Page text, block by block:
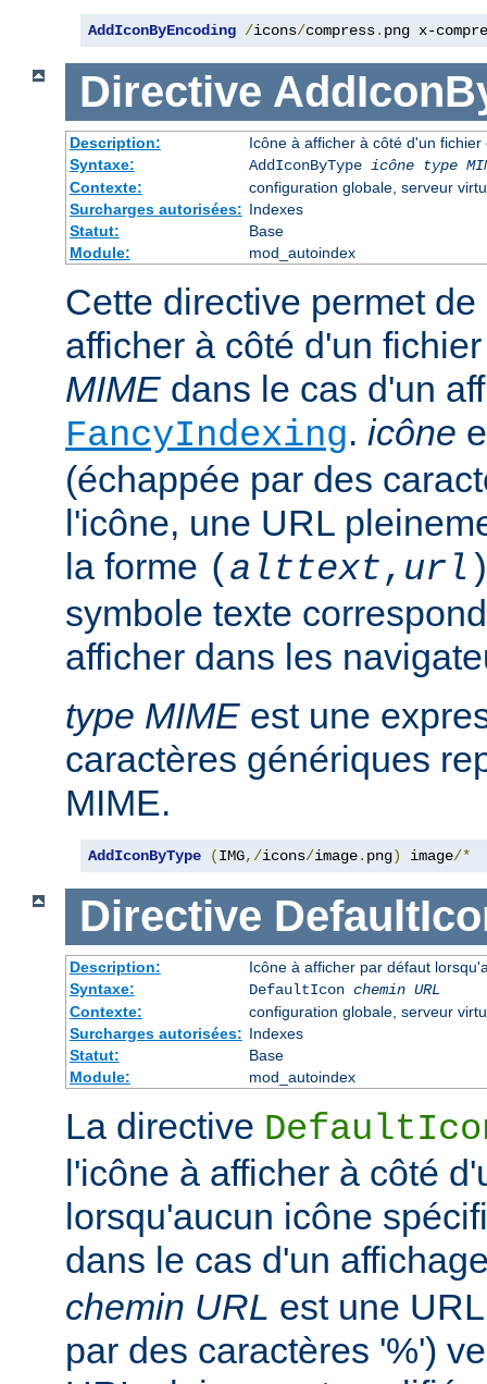
AddIconByEncoding /icons/compress. png x-
Directive
Description:
Icône à afficher à côté d'un
Syntaxe:
AddIconByType icône
type
Contexte:
configuration globale, serveur
Surcharges autorisées: Indexes
Statut:
Base
Module:
mod_autoindex
Cette directive permet
afficher à côté d'un
MIME dans le cas d'un
FancyIndexing. icône
(échappée par des
l'icône, une URL
la forme ( alttext, url
symbole texte
afficher dans les
type MIME est une
caractères génériques
MIME.
AddIconByType (IMG,/icons/image. png) image/*
Directive
Description:
Icône à afficher par défaut
Syntaxe:
DefaultIcon chemin URL
Contexte:
configuration globale, serveur
Surcharges autorisées: Indexes
Statut:
Base
Module:
mod_autoindex
La directive
l'icône à afficher à côté
lorsqu'aucun icône
dans le cas d'un
chemin URL est une
par des caractères '%')